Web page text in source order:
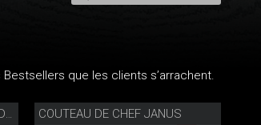
que les clients s’arrachent.
SET DE COUTEAUX À STEAK ÉDITION SPÉCIALE COUTEAU DE CHEF JANUS